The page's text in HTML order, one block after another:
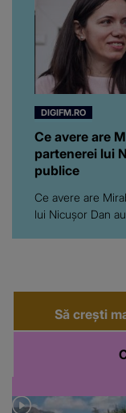
DIGIFM.RO
Ce avere are
partenerei lui
publice
Ce avere are
lui Nicușor Dan
Să crești